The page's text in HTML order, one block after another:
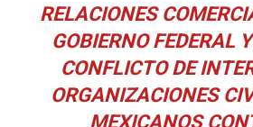
RELACIONES
GOBIERNO FEDERAL
CONFLICTO DE
ORGANIZACIONES
MEXICANOS